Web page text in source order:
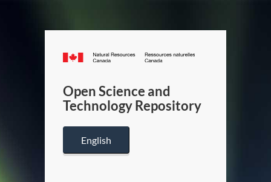
Canada.ca
/
Canada
Open Science and
Technology Repository
English